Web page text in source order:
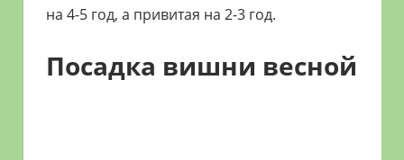
на 4-5 год, а привитая на 2-3 год.
Посадка вишни весной